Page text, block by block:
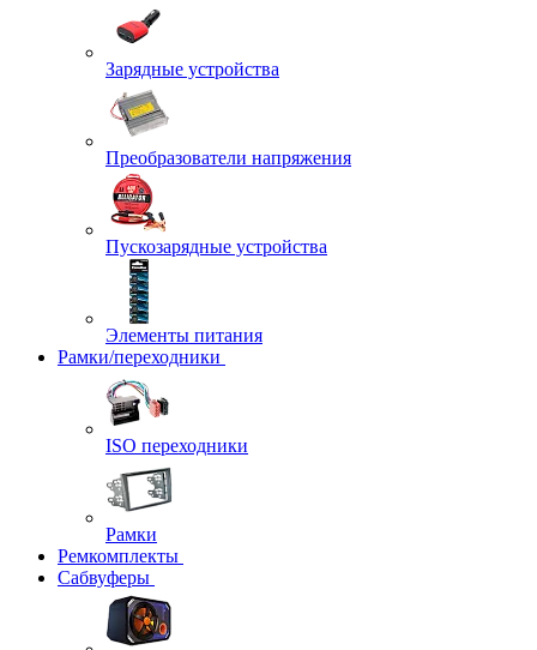
Зарядные устройства
Преобразователи напряжения
Пускозарядные устройства
Элементы питания
Рамки/переходники
ISO переходники
Рамки
Ремкомплекты
Сабвуферы